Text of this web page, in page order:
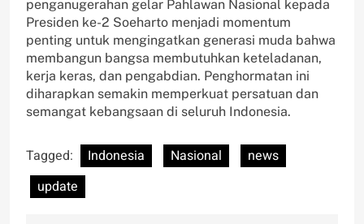
penganugerahan gelar Pahlawan Nasional kepada
Presiden ke-2 Soeharto menjadi momentum
penting untuk mengingatkan generasi muda bahwa
membangun bangsa membutuhkan keteladanan,
kerja keras, dan pengabdian. Penghormatan ini
diharapkan semakin memperkuat persatuan dan
semangat kebangsaan di seluruh Indonesia.
Tagged: Indonesia Nasional
news
update